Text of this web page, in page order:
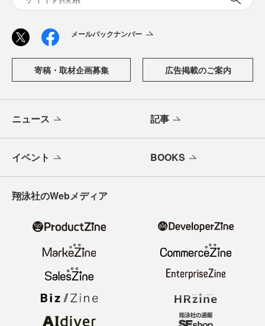
メールバックナンバー
寄稿・取材企画募集 広告掲載のご案内
ニュース 記事
イベント BOOKS
翔泳社のWebメディア